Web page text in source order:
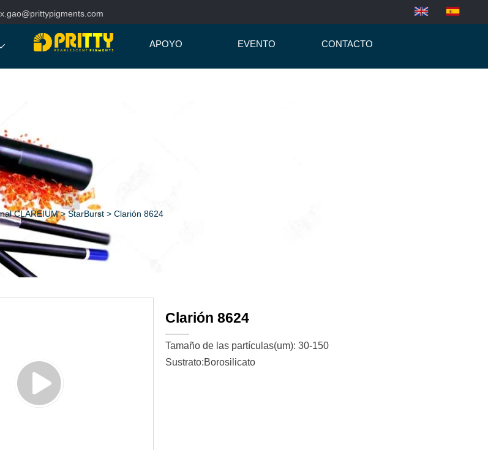
APOYO EVENTO CONTACTO
CLAREIUM>StarBurst >Clarión 8624
Clarión 8624
Tamaño de las partículas(um): 30-150
Sustrato:Borosilicato